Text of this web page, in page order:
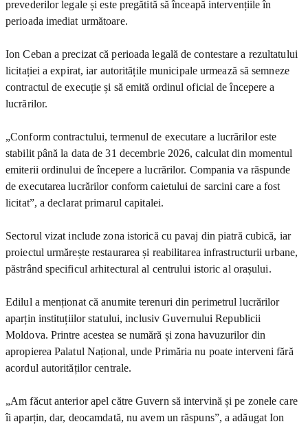
prevederilor legale și este pregătită să înceapă intervențiile în
perioada imediat următoare.
Ion Ceban a precizat că perioada legală de contestare a rezultatului
licitației a expirat, iar autoritățile municipale urmează să semneze
contractul de execuție și să emită ordinul oficial de începere a
lucrărilor.
„Conform contractului, termenul de executare a lucrărilor este
stabilit până la data de 31 decembrie 2026, calculat din momentul
emiterii ordinului de începere a lucrărilor. Compania va răspunde
de executarea lucrărilor conform caietului de sarcini care a fost
licitat”, a declarat primarul capitalei.
Sectorul vizat include zona istorică cu pavaj din piatră cubică, iar
proiectul urmărește restaurarea și reabilitarea infrastructurii urbane,
păstrând specificul arhitectural al centrului istoric al orașului.
Edilul a menționat că anumite terenuri din perimetrul lucrărilor
aparțin instituțiilor statului, inclusiv Guvernului Republicii
Moldova. Printre acestea se numără și zona havuzurilor din
apropierea Palatul Național, unde Primăria nu poate interveni fără
acordul autorităților centrale.
„Am făcut anterior apel către Guvern să intervină și pe zonele care
îi aparțin, dar, deocamdată, nu avem un răspuns”, a adăugat Ion